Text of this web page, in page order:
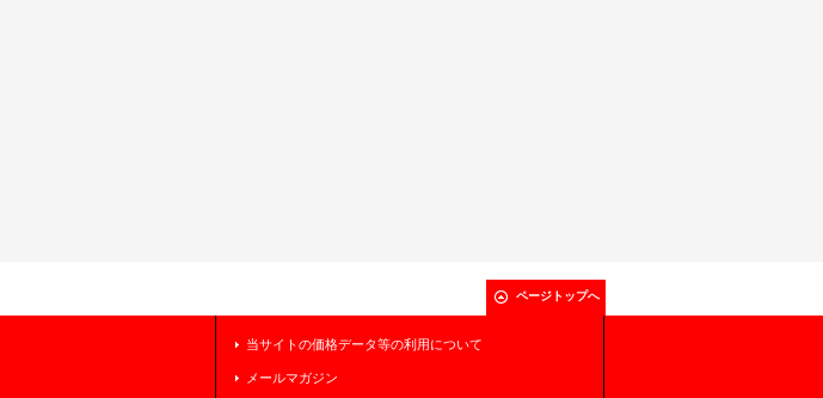
ページトップへ
当サイトの価格データ等の利用について
メールマガジン